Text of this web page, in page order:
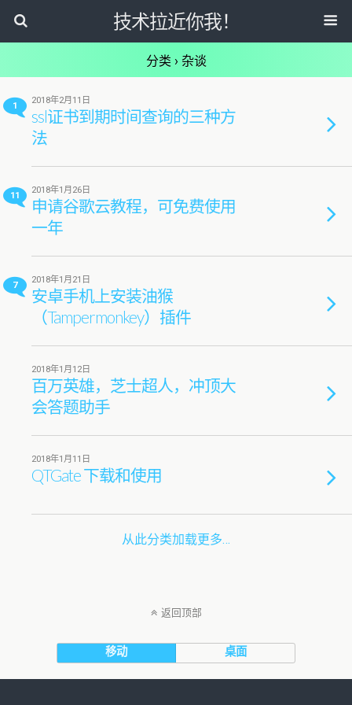
技术拉近你我！
分类 › 杂谈
1
2018年2月11日
ssl证书到期时间查询的三种方
法
11
2018年1月26日
申请谷歌云教程，可免费使用
一年
7
2018年1月21日
安卓手机上安装油猴
（Tampermonkey）插件
2018年1月12日
百万英雄，芝士超人，冲顶大
会答题助手
2018年1月11日
QTGate 下载和使用
从此分类加载更多…
返回顶部
移动 桌面